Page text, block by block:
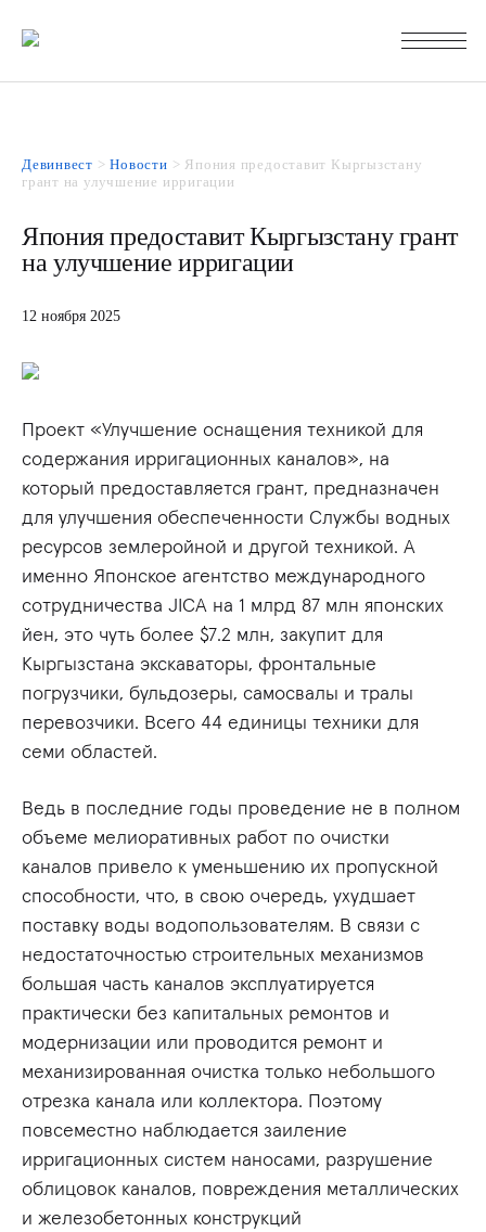
Девинвест >Новости > Япония предоставит Кыргызстану
грант на улучшение ирригации
Япония предоставит Кыргызстану грант
на улучшение ирригации
12 ноября 2025
Проект «Улучшение оснащения техникой для
содержания ирригационных каналов», на
который предоставляется грант, предназначен
для улучшения обеспеченности Службы водных
ресурсов землеройной и другой техникой. А
именно Японское агентство международного
сотрудничества JICA на 1 млрд 87 млн японских
йен, это чуть более $7.2 млн, закупит для
Кыргызстана экскаваторы, фронтальные
погрузчики, бульдозеры, самосвалы и тралы
перевозчики. Всего 44 единицы техники для
семи областей.
Ведь в последние годы проведение не в полном
объеме мелиоративных работ по очистки
каналов привело к уменьшению их пропускной
способности, что, в свою очередь, ухудшает
поставку воды водопользователям. В связи с
недостаточностью строительных механизмов
большая часть каналов эксплуатируется
практически без капитальных ремонтов и
модернизации или проводится ремонт и
механизированная очистка только небольшого
отрезка канала или коллектора. Поэтому
повсеместно наблюдается заиление
ирригационных систем наносами, разрушение
облицовок каналов, повреждения металлических
и железобетонных конструкций